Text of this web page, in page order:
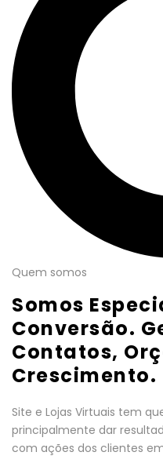
Quem somos
Somos
Conversão.
Contatos,
Crescimento.
Site e Lojas Virtuais tem
principalmente dar
com ações dos clientes